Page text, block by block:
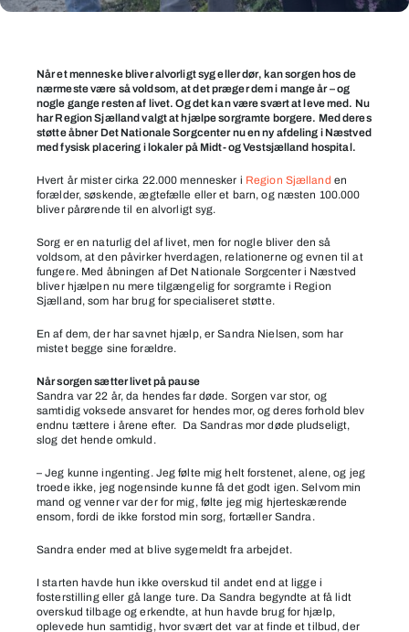
sorgramte
Region
Når et menneske bliver alvorligt syg eller dør, kan sorgen hos de
nærmeste være så voldsom, at det præger dem i mange år – og
nogle gange resten af livet. Og det kan være svært at leve med. Nu
har Region Sjælland valgt at hjælpe sorgramte borgere. Med deres
støtte åbner Det Nationale Sorgcenter nu en ny afdeling i Næstved
med fysisk placering i lokaler på Midt- og Vestsjælland hospital.
Hvert år mister cirka 22.000 mennesker i Region Sjælland en
forælder, søskende, ægtefælle eller et barn, og næsten 100.000
bliver pårørende til en alvorligt syg.
Sorg er en naturlig del af livet, men for nogle bliver den så
voldsom, at den påvirker hverdagen, relationerne og evnen til at
fungere. Med åbningen af Det Nationale Sorgcenter i Næstved
bliver hjælpen nu mere tilgængelig for sorgramte i Region
Sjælland, som har brug for specialiseret støtte.
En af dem, der har savnet hjælp, er Sandra Nielsen, som har
mistet begge sine forældre.
Når sorgen sætter livet på pause
Sandra var 22 år, da hendes far døde. Sorgen var stor, og
samtidig voksede ansvaret for hendes mor, og deres forhold blev
endnu tættere i årene efter. Da Sandras mor døde pludseligt,
slog det hende omkuld.
– Jeg kunne ingenting. Jeg følte mig helt forstenet, alene, og jeg
troede ikke, jeg nogensinde kunne få det godt igen. Selvom min
mand og venner var der for mig, følte jeg mig hjerteskærende
ensom, fordi de ikke forstod min sorg, fortæller Sandra.
Sandra ender med at blive sygemeldt fra arbejdet.
I starten havde hun ikke overskud til andet end at ligge i
fosterstilling eller gå lange ture. Da Sandra begyndte at få lidt
overskud tilbage og erkendte, at hun havde brug for hjælp,
oplevede hun samtidig, hvor svært det var at finde et tilbud, der